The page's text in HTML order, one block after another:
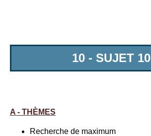
10 - SUJET 10
A - THÈMES
Recherche de maximum